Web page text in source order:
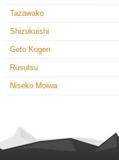
Tazawako
Shizukuishi
Geto Kogen
Rusutsu
Niseko Moiwa